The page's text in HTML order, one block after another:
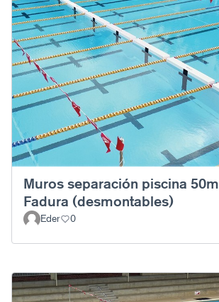
Muros separación piscina 50m
Fadura (desmontables)
Eder
0